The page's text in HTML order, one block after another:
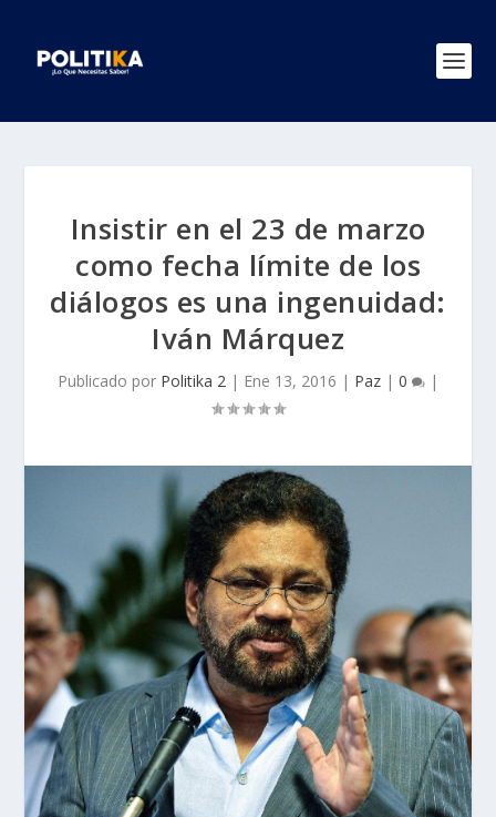
Insistir en el 23 de marzo
como fecha límite de los
diálogos es una ingenuidad:
Iván Márquez
Publicado por Politika 2 | Ene 13, 2016 | Paz | 0 |